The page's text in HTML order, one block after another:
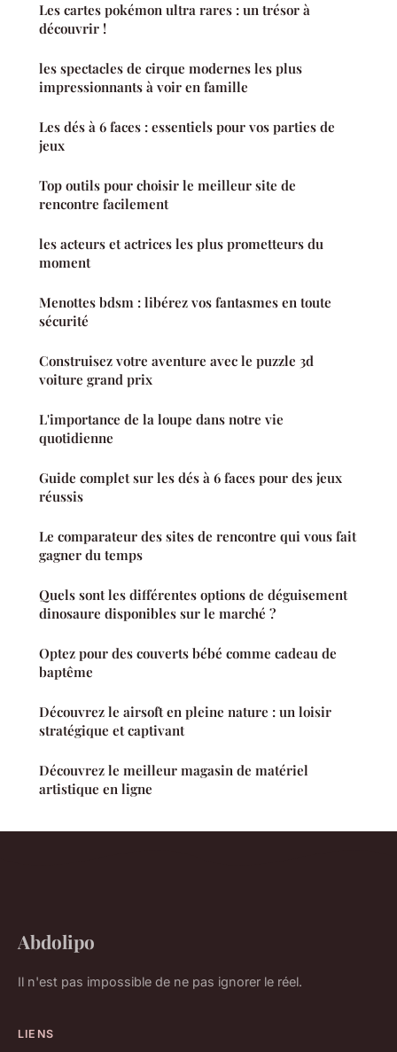
Les cartes pokémon ultra rares : un trésor à
découvrir !
les spectacles de cirque modernes les plus
impressionnants à voir en famille
Les dés à 6 faces : essentiels pour vos parties de
jeux
Top outils pour choisir le meilleur site de
rencontre facilement
les acteurs et actrices les plus prometteurs du
moment
Menottes bdsm : libérez vos fantasmes en toute
sécurité
Construisez votre aventure avec le puzzle 3d
voiture grand prix
L'importance de la loupe dans notre vie
quotidienne
Guide complet sur les dés à 6 faces pour des jeux
réussis
Le comparateur des sites de rencontre qui vous fait
gagner du temps
Quels sont les différentes options de déguisement
dinosaure disponibles sur le marché ?
Optez pour des couverts bébé comme cadeau de
baptême
Découvrez le airsoft en pleine nature : un loisir
stratégique et captivant
Découvrez le meilleur magasin de matériel
artistique en ligne
Abdolipo
Il n'est pas impossible de ne pas ignorer le réel.
LIENS